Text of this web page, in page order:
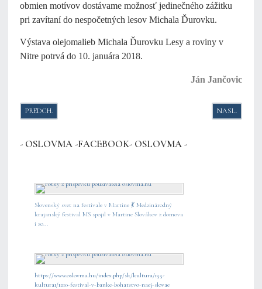
obmien motívov dostávame možnosť jedinečného zážitku
pri zavítaní do nespočetných lesov Michala Ďurovku.
Výstava olejomalieb Michala Ďurovku Lesy a roviny v
Nitre potrvá do 10. januára 2018.
Ján Jančovic
PREDCHÁDZAJÚCI ČLÁNOK: KOVAČICKÉ INSITNÉ UMENIE V LUČENCI
PREDCH. NASL.
- OSLOVMA -FACEBOOK- OSLOVMA -
Slovenský svet na festivale v Martine 💃 Medzinárodný
krajanský festival MS spojil v Martine Slovákov z domova
i zo...
https://www.oslovma.hu/index.php/sk/kultura/155-
kultura1/1210-festival-v-banke-bohatstvo-naej-slovae